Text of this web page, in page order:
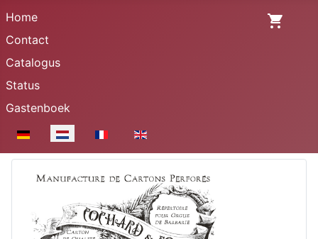
Home
Contact
Catalogus
Status
Gastenboek
Selecteer de taal